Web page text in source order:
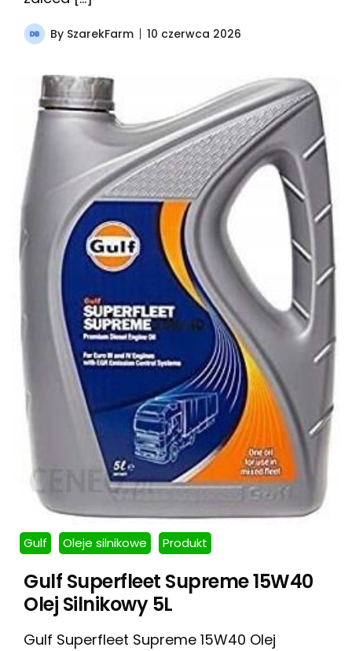
By SzarekFarm 10 czerwca 2026
Gulf Oleje silnikowe Produkt
Gulf Superfleet Supreme 15W40
Olej Silnikowy 5L
Gulf Superfleet Supreme 15W40 Olej